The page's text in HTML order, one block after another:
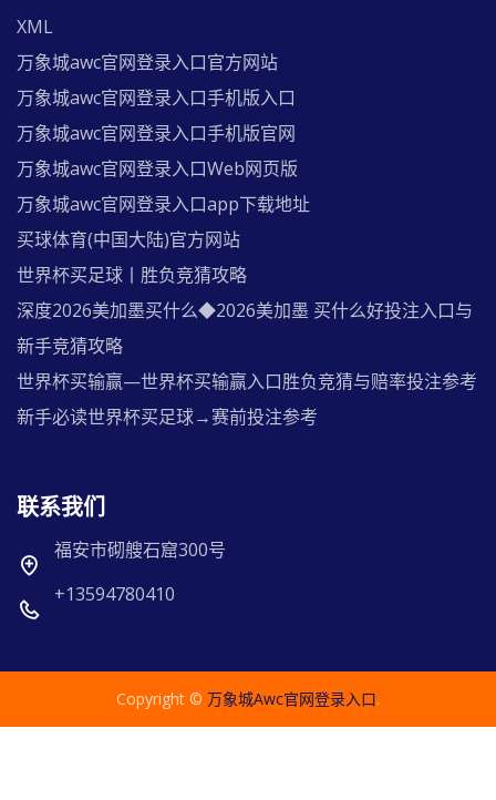
XML
万象城awc官网登录入口官方网站
万象城awc官网登录入口手机版入口
万象城awc官网登录入口手机版官网
万象城awc官网登录入口Web网页版
万象城awc官网登录入口app下载地址
买球体育(中国大陆)官方网站
世界杯买足球丨胜负竞猜攻略
深度2026美加墨买什么◆2026美加墨 买什么好投注入口与
新手竞猜攻略
世界杯买输赢—世界杯买输赢入口胜负竞猜与赔率投注参考
新手必读世界杯买足球→赛前投注参考
联系我们
福安市砌艘石窟300号
+13594780410
Copyright © 万象城awc官网登录入口.